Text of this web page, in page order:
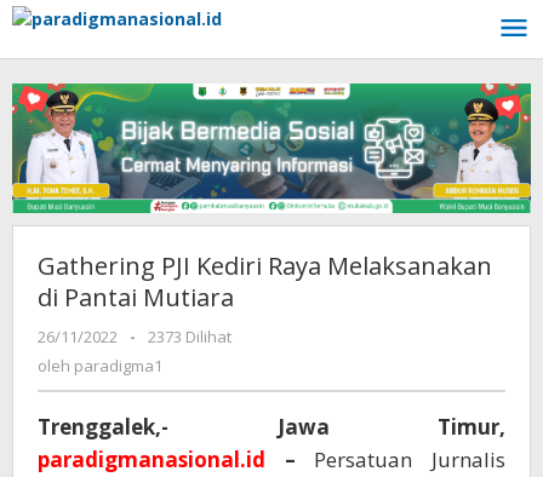
Lewati
konten
Gathering PJI Kediri Raya Melaksanakan
di Pantai Mutiara
26/11/2022
oleh
paradigma1
-
2373 Dilihat
oleh paradigma1
Trenggalek,- Jawa Timur,
paradigmanasional.id – Persatuan Jurnalis